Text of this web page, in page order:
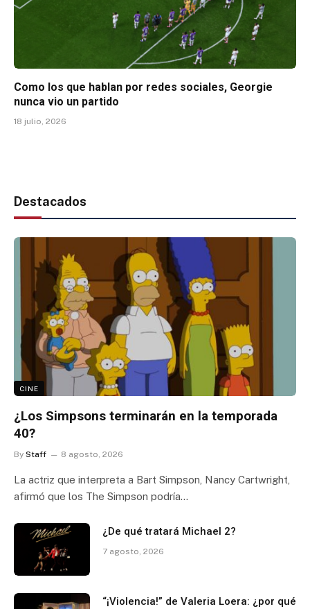
Como los que hablan por redes sociales, Georgie
nunca vio un partido
18 julio, 2026
Destacados
CINE
¿Los Simpsons terminarán en la temporada
40?
By Staff 8 agosto, 2026
La actriz que interpreta a Bart Simpson, Nancy Cartwright,
afirmó que los The Simpson podría…
¿De qué tratará Michael 2?
7 agosto, 2026
“¡Violencia!” de Valeria Loera: ¿por qué